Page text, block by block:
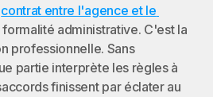
contrat entre l'agence et le
formalité administrative. C'est la
professionnelle. Sans
partie interprète les règles à
finissent par éclater au